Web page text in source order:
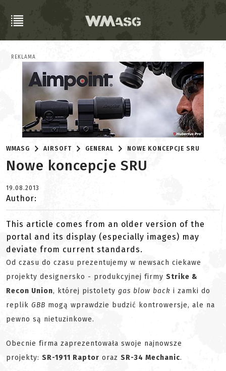
REKLAMA
WMASG AIRSOFT GENERAL NOWE KONCEPCJE SRU
Nowe koncepcje SRU
19.08.2013
Author:
This article comes from an older version of the
portal and its display (especially images) may
deviate from current standards.
Od czasu do czasu prezentujemy w newsach ciekawe
projekty designersko - produkcyjnej firmy Strike &
Recon Union, której pistolety gas blow back i zamki do
replik GBB mogą wprawdzie budzić kontrowersje, ale na
pewno są nietuzinkowe.
Obecnie firma zaprezentowała swoje najnowsze
projekty: SR-1911 Raptor oraz SR-34 Mechanic.